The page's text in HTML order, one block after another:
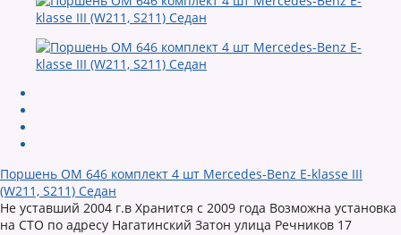
Поршень OM 646 комплект 4 шт Mercedes-Benz E-klasse III
(W211, S211) Седан
Не уставший 2004 г.в Хранится с 2009 года Возможна установка
на СТО по адресу Нагатинский Затон улица Речников 17